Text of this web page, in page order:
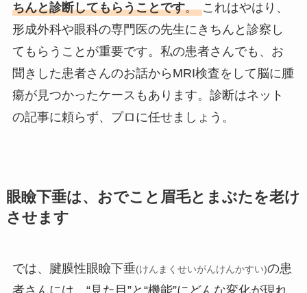
ちんと診断してもらうことです。これはやはり、
形成外科や眼科の専門医の先生にきちんと診察し
てもらうことが重要です。私の患者さんでも、お
聞きした患者さんのお話からMRI検査をして脳に腫
瘍が見つかったケースもあります。診断はネット
の記事に頼らず、プロに任せましょう。
眼瞼下垂は、おでこと眉毛とまぶたを老け
させます
では、腱膜性眼瞼下垂(けんまくせいがんけんかすい)の患